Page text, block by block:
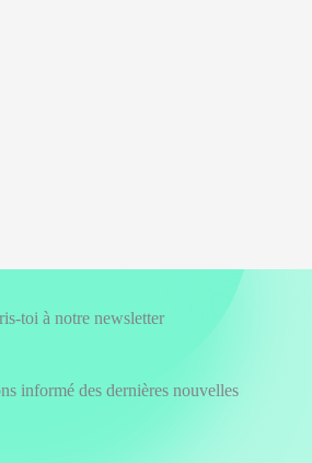
toi à notre newsletter
informé des dernières nouvelles